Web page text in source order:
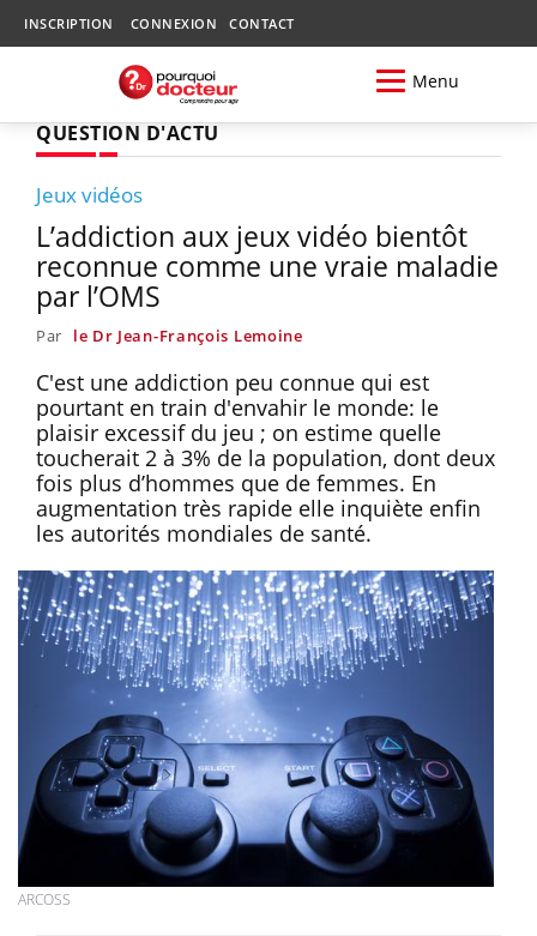
INSCRIPTION CONNEXION CONTACT
Menu
QUESTION D'ACTU
Jeux vidéos
L’addiction aux jeux vidéo bientôt
reconnue comme une vraie maladie
par l’OMS
Par le Dr Jean-François Lemoine
C'est une addiction peu connue qui est
pourtant en train d'envahir le monde: le
plaisir excessif du jeu ; on estime quelle
toucherait 2 à 3% de la population, dont deux
fois plus d’hommes que de femmes. En
augmentation très rapide elle inquiète enfin
les autorités mondiales de santé.
ARCOSS